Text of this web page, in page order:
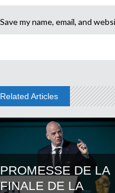
Save my name, email, and
Related Articles
PROMESSE DE LA
FINALE DE LA